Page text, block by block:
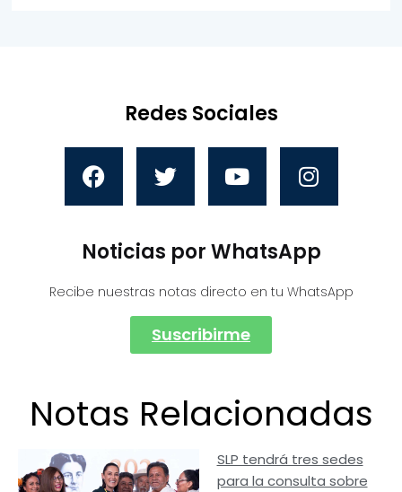
Redes Sociales
Noticias por WhatsApp
Recibe nuestras notas directo en tu WhatsApp
Suscribirme
Notas Relacionadas
SLP tendrá tres sedes
para la consulta sobre